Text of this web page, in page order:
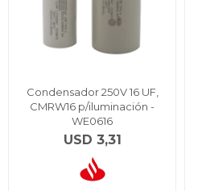
Condensador 250V 16 UF,
CMRW16 p/iluminación -
WE0616
USD 3,31